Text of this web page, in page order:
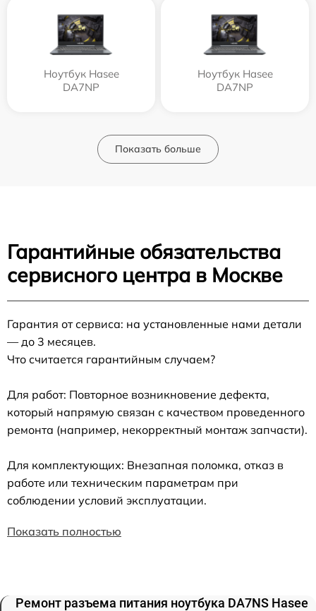
Ноутбук Hasee
DA7NP
Ноутбук Hasee
DA7NP
Показать больше
Гарантийные обязательства
сервисного центра в Москве
Гарантия от сервиса: на установленные нами детали
— до 3 месяцев.
Что считается гарантийным случаем?
Для работ: Повторное возникновение дефекта,
который напрямую связан с качеством проведенного
ремонта (например, некорректный монтаж запчасти).
Для комплектующих: Внезапная поломка, отказ в
работе или техническим параметрам при
соблюдении условий эксплуатации.
Показать полностью
Ремонт разъема питания ноутбука DA7NS Hasee